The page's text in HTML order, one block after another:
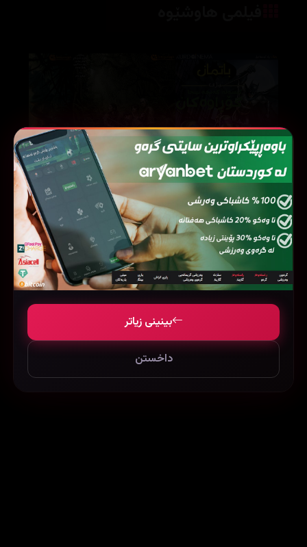
Batman vs Teenage Mutant Ninja Turtles (2019)
58828
Gold (2017)
103321
115585
بینینی زیاتر
داخستن